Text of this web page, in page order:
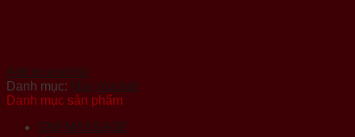
Add to wishlist
Danh mục: Máy rửa bát
Danh mục sản phẩm
Ghế MASSAGE